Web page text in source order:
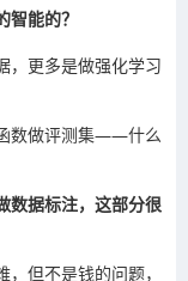
智能的？
，更多是做强化学习
数做评测集——什么
数据标注，这部分很
但不是钱的问题，